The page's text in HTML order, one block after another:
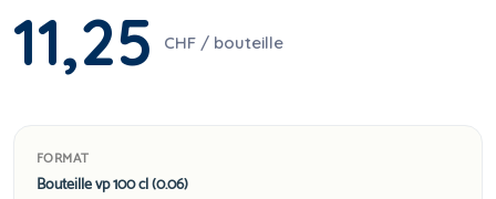
11,25 CHF / bouteille
FORMAT
Bouteille vp 100 cl (0.06)